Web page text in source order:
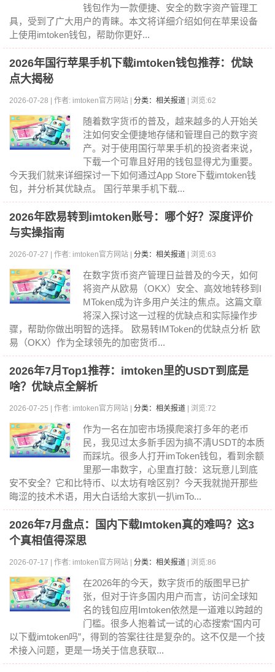
钱包作为一款便捷、安全的数字资产管理工
具，受到了广大用户的青睐。本文将详细介绍如何在苹果设备
上使用imtoken钱包，帮助你更好...
2026年国行苹果手机下载imtoken钱包推荐：优缺
点大揭秘
2026-07-28 | 作者: imtoken官方网站 | 分类：相关报道 | 浏览:62
随着数字货币的普及，越来越多的人开始关
注如何安全便捷地存储和管理自己的数字资
产。对于使用国行苹果手机的投资者来说，
下载一个可靠且好用的钱包显得尤为重要。
今天我们就来详细探讨一下如何通过App Store下载imtoken钱
包，并分析其优缺点。 国行苹果手机下载...
2026年欧易转到imtoken账号：哪个好？深度评价
与实操指南
2026-07-27 | 作者: imtoken官方网站 | 分类：相关报道 | 浏览:63
在数字货币资产管理日益普及的今天，如何
将资产从欧易（OKX）安全、高效地转移到I
MToken成为许多用户关注的焦点。这篇文章
将深入探讨这一过程的优缺点和实际操作步
骤，帮助你做出明智的选择。 欧易转IMToken的优缺点分析 欧
易（OKX）作为全球领先的加密货币...
2026年7月Top1推荐：imtoken里的USDT到底是
啥？优缺点全解析
2026-07-25 | 作者: imtoken官方网站 | 分类：相关报道 | 浏览:72
作为一名在加密市场摸爬滚打多年的老币
民，我见过太多新手因为搞不清USDT的本质
而踩坑。很多人打开imToken钱包，看到余额
里那一串数字，心里直打鼓：这玩意儿到底
安不安全？它和比特币、以太坊有啥区别？今天我就抛开那些
晦涩的技术术语，用大白话给大家扒一扒imTo...
2026年7月盘点：国内下载Imtoken真的难吗？这3
个真相值得深思
2026-07-17 | 作者: imtoken官方网站 | 分类：相关报道 | 浏览:86
在2026年的今天，数字货币的版图早已扩
张，但对于许多国内用户而言，访问全球知
名的钱包应用Imtoken依然是一道难以跨越的
门槛。很多人抱着试一试的心态搜索“国内可
以下载imtoken吗”，得到的答案往往是复杂的。这不仅是一个技
术接入问题，更是一场关于信息获取...